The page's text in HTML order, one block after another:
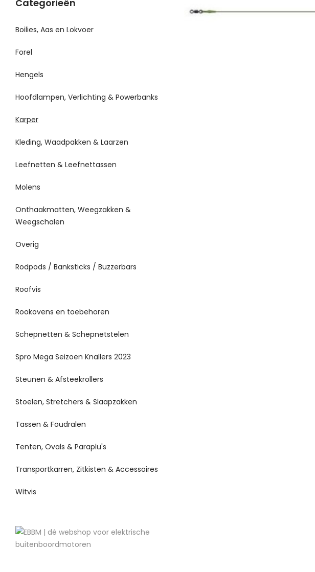
Categorieën
Boilies, Aas en Lokvoer
Forel
Hengels
Hoofdlampen, Verlichting & Powerbanks
Karper
Kleding, Waadpakken & Laarzen
Leefnetten & Leefnettassen
Molens
Onthaakmatten, Weegzakken &
Weegschalen
Overig
Rodpods / Banksticks / Buzzerbars
Roofvis
Rookovens en toebehoren
Schepnetten & Schepnetstelen
Spro Mega Seizoen Knallers 2023
Steunen & Afsteekrollers
Stoelen, Stretchers & Slaapzakken
Tassen & Foudralen
Tenten, Ovals & Paraplu's
Transportkarren, Zitkisten & Accessoires
Witvis